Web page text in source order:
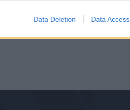
Data Deletion Data Access